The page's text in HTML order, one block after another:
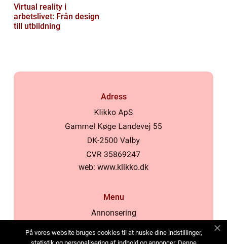
Virtual reality i
arbetslivet: Från design
till utbildning
Adress
web: www.klikko.dk
Menu
Annonsering
Cookies
På vores website bruges cookies til at huske dine indstillinger,